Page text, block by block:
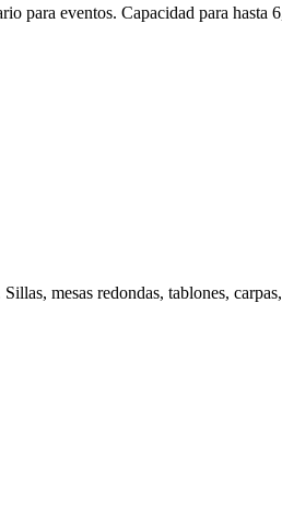
para eventos. Capacidad para
mesas redondas, tablones,